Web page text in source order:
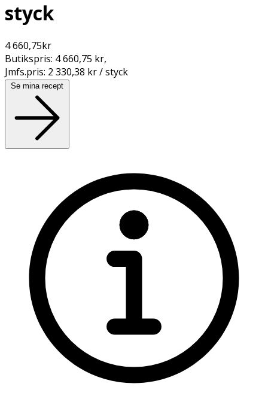
styck
4 660,75kr
Butikspris: 4 660,75 kr,
Jmfs.pris: 2 330,38 kr / styck
Se mina recept